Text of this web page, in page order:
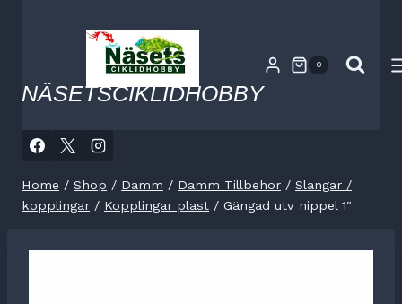
NÄSETSCIKLIDHOBBY
0
Home / Shop / Damm / Damm Tillbehor / Slangar /
kopplingar / Kopplingar plast / Gängad utv nippel 1″